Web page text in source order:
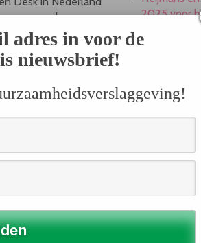
ondernemen
duurzaamheid en
Initiative en het
consistenter. Er is
nieuwe trends
Supplement van
Er worden niet
ook met
werken en
van informatie.
2025 voor
Elf
Awards 2025
2025
De ESRS
handleiding
reporting
burdens for
quality
EFRAG
adres in voor de
nieuwsbrief!